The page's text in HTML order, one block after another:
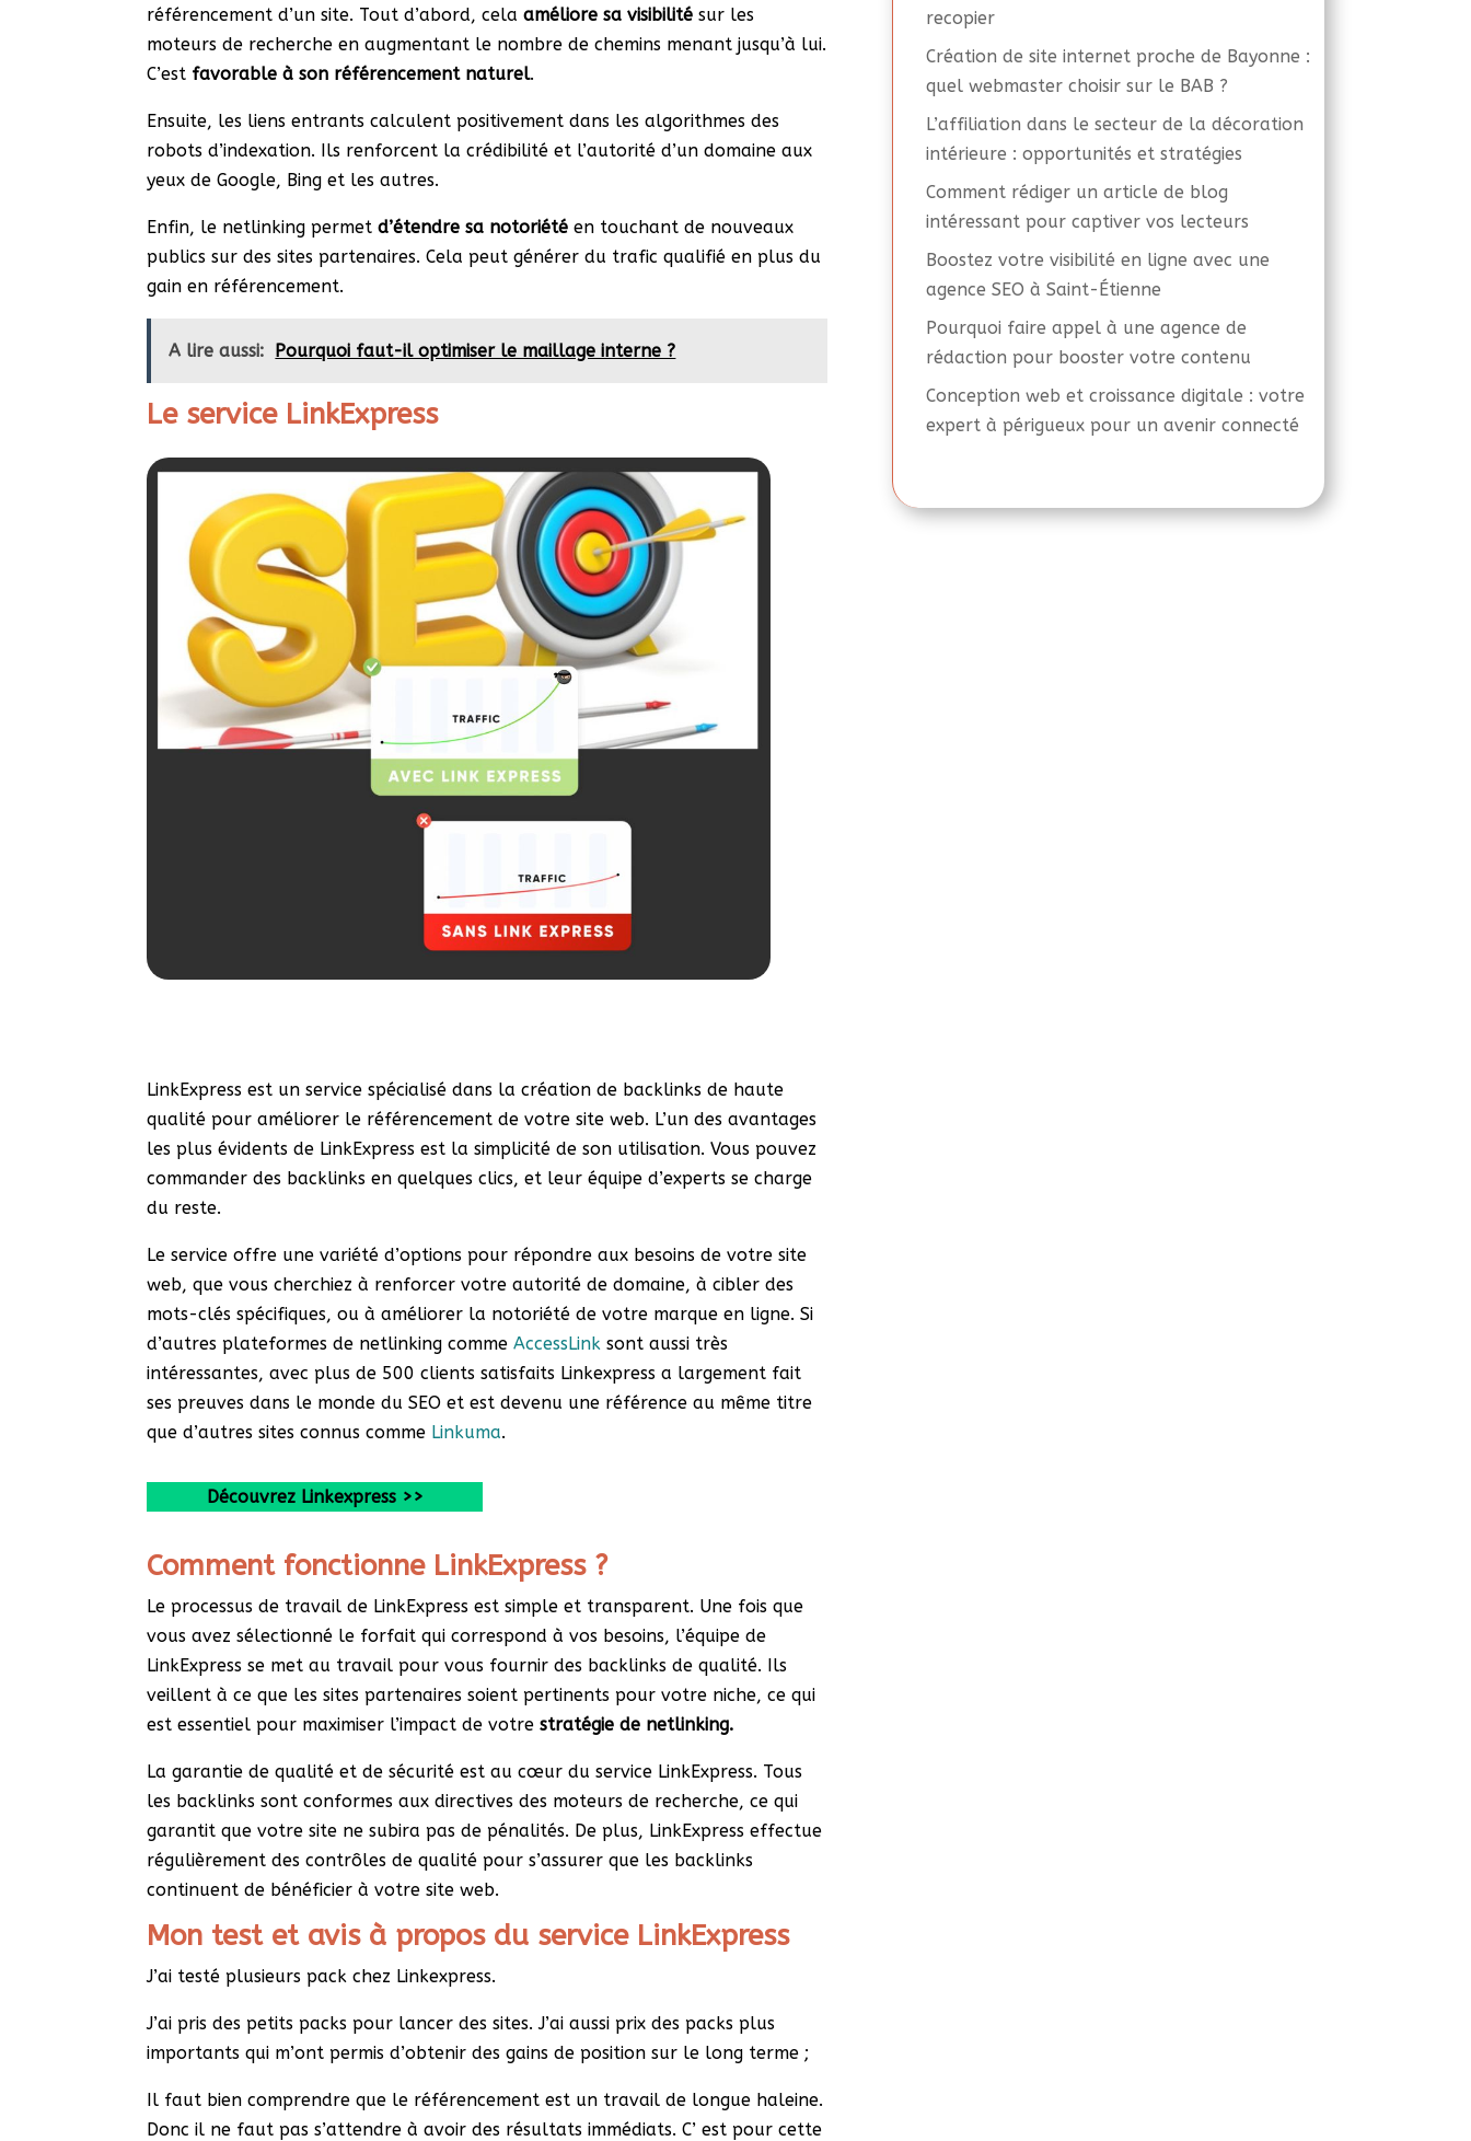
référencement d’un site. Tout d’abord, celaaméliore sa visibilité sur les
moteurs de recherche en augmentant le nombre de chemins menant jusqu’à lui.
C’est favorable à son référencement naturel.
Ensuite, les liens entrants calculent positivement dans les algorithmes des
robots d’indexation. Ils renforcent la crédibilité et l’autorité d’un domaine aux
yeux de Google, Bing et les autres.
Enfin, le netlinking permetd’étendre sa notoriété en touchant de nouveaux
publics sur des sites partenaires. Cela peut générer du trafic qualifié en plus du
gain en référencement.
A lire aussi: Pourquoi faut-il optimiser le maillage interne ?
Le service LinkExpress
LinkExpress est un service spécialisé dans la création de backlinks de haute
qualité pour améliorer le référencement de votre site web. L’un des avantages
les plus évidents de LinkExpress est la simplicité de son utilisation. Vous pouvez
commander des backlinks en quelques clics, et leur équipe d’experts se charge
du reste.
Le service offre une variété d’options pour répondre aux besoins de votre site
web, que vous cherchiez à renforcer votre autorité de domaine, à cibler des
mots-clés spécifiques, ou à améliorer la notoriété de votre marque en ligne. Si
d’autres plateformes de netlinking commeAccessLink sont aussi très
intéressantes, avec plus de 500 clients satisfaits Linkexpress a largement fait
ses preuves dans le monde du SEO et est devenu une référence au même titre
que d’autres sites connus comme Linkuma.
Découvrez Linkexpress >>
Comment fonctionne LinkExpress ?
Le processus de travail de LinkExpress est simple et transparent. Une fois que
vous avez sélectionné le forfait qui correspond à vos besoins, l’équipe de
LinkExpress se met au travail pour vous fournir des backlinks de qualité. Ils
veillent à ce que les sites partenaires soient pertinents pour votre niche, ce qui
est essentiel pour maximiser l’impact de votre stratégie de netlinking.
La garantie de qualité et de sécurité est au cœur du service LinkExpress. Tous
les backlinks sont conformes aux directives des moteurs de recherche, ce qui
garantit que votre site ne subira pas de pénalités. De plus, LinkExpress effectue
régulièrement des contrôles de qualité pour s’assurer que les backlinks
continuent de bénéficier à votre site web.
Mon test et avis à propos du service LinkExpress
J’ai testé plusieurs pack chez Linkexpress.
J’ai pris des petits packs pour lancer des sites. J’ai aussi prix des packs plus
importants qui m’ont permis d’obtenir des gains de position sur le long terme ;
Il faut bien comprendre que le référencement est un travail de longue haleine.
Donc il ne faut pas s’attendre à avoir des résultats immédiats. C’ est pour cette
recopier
Création de site internet proche de Bayonne :
quel webmaster choisir sur le BAB ?
L’affiliation dans le secteur de la décoration
intérieure : opportunités et stratégies
Comment rédiger un article de blog
intéressant pour captiver vos lecteurs
Boostez votre visibilité en ligne avec une
agence SEO à Saint-Étienne
Pourquoi faire appel à une agence de
rédaction pour booster votre contenu
Conception web et croissance digitale : votre
expert à périgueux pour un avenir connecté